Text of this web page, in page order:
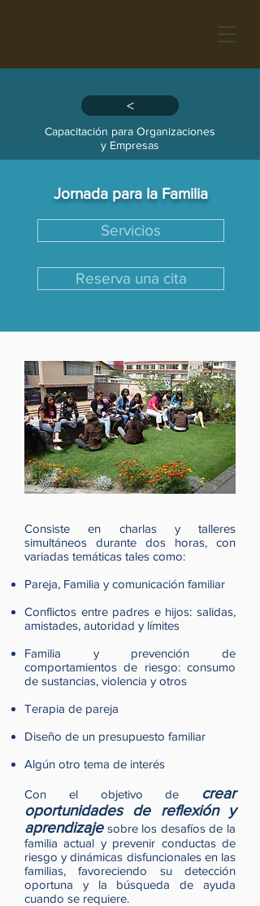
>
Capacitación para Organizaciones
y Empresas
Jornada para la Familia
Servicios
Reserva una cita
Consiste en charlas y talleres
simultáneos durante dos horas, con
variadas temáticas tales como:
Pareja, Familia y comunicación familiar
Conflictos entre padres e hijos: salidas,
amistades, autoridad y límites
Familia y prevención de
comportamientos de riesgo: consumo
de sustancias, violencia y otros
Terapia de pareja
Diseño de un presupuesto familiar
Algún otro tema de interés
Con el objetivo de crear
oportunidades de reflexión y
aprendizajesobre los desafíos de la
familia actual y prevenir conductas de
riesgo y dinámicas disfuncionales en las
familias, favoreciendo su detección
oportuna y la búsqueda de ayuda
cuando se requiere.